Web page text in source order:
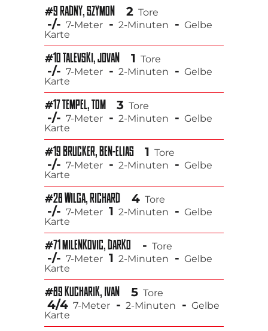
#9 RADNY, SZYMON 2 Tore
-/- 7-Meter - 2-Minuten - Gelbe
Karte
#10 TALEVSKI, JOVAN 1 Tore
-/- 7-Meter - 2-Minuten - Gelbe
Karte
#17 TEMPEL, TOM 3 Tore
-/- 7-Meter - 2-Minuten - Gelbe
Karte
#19 BRUCKER, BEN-ELIAS 1 Tore
-/- 7-Meter - 2-Minuten - Gelbe
Karte
#28 WILGA, RICHARD 4 Tore
-/- 7-Meter 1 2-Minuten - Gelbe
Karte
#71 MILENKOVIC, DARKO - Tore
-/- 7-Meter 1 2-Minuten - Gelbe
Karte
#89 KUCHARIK, IVAN 5 Tore
4/4 7-Meter - 2-Minuten - Gelbe
Karte